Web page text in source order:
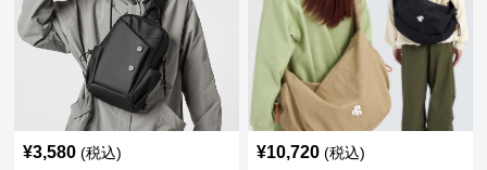
¥3,580 (税込) ¥10,720 (税込)